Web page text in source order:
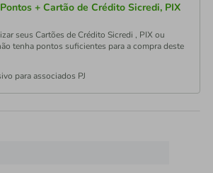
+ Cartão de Crédito Sicredi, PIX
seus Cartões de Crédito Sicredi , PIX ou
tenha pontos suficientes para a compra deste
para associados PJ